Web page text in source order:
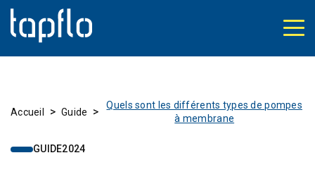
Accueil > Guide >
Quels sont les différents types de pompes
à membrane
GUIDE2024